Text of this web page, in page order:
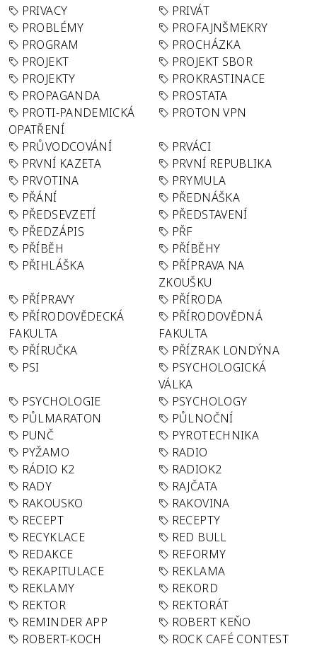
PRIVACY
PRIVÁT
PROBLÉMY
PROFAJNŠMEKRY
PROGRAM
PROCHÁZKA
PROJEKT
PROJEKT SBOR
PROJEKTY
PROKRASTINACE
PROPAGANDA
PROSTATA
PROTI-PANDEMICKÁ
OPATŘENÍ
PROTON VPN
PRŮVODCOVÁNÍ
PRVÁCI
PRVNÍ KAZETA
PRVNÍ REPUBLIKA
PRVOTINA
PRYMULA
PŘÁNÍ
PŘEDNÁŠKA
PŘEDSEVZETÍ
PŘEDSTAVENÍ
PŘEDZÁPIS
PŘF
PŘÍBĚH
PŘÍBĚHY
PŘIHLÁŠKA
PŘÍPRAVA NA
ZKOUŠKU
PŘÍPRAVY
PŘÍRODA
PŘÍRODOVĚDECKÁ
FAKULTA
PŘÍRODOVĚDNÁ
FAKULTA
PŘÍRUČKA
PŘÍZRAK LONDÝNA
PSI
PSYCHOLOGICKÁ
VÁLKA
PSYCHOLOGIE
PSYCHOLOGY
PŮLMARATON
PŮLNOČNÍ
PUNČ
PYROTECHNIKA
PYŽAMO
RADIO
RÁDIO K2
RADIOK2
RADY
RAJČATA
RAKOUSKO
RAKOVINA
RECEPT
RECEPTY
RECYKLACE
RED BULL
REDAKCE
REFORMY
REKAPITULACE
REKLAMA
REKLAMY
REKORD
REKTOR
REKTORÁT
REMINDER APP
ROBERT KEŇO
ROBERT-KOCH
ROCK CAFÉ CONTEST